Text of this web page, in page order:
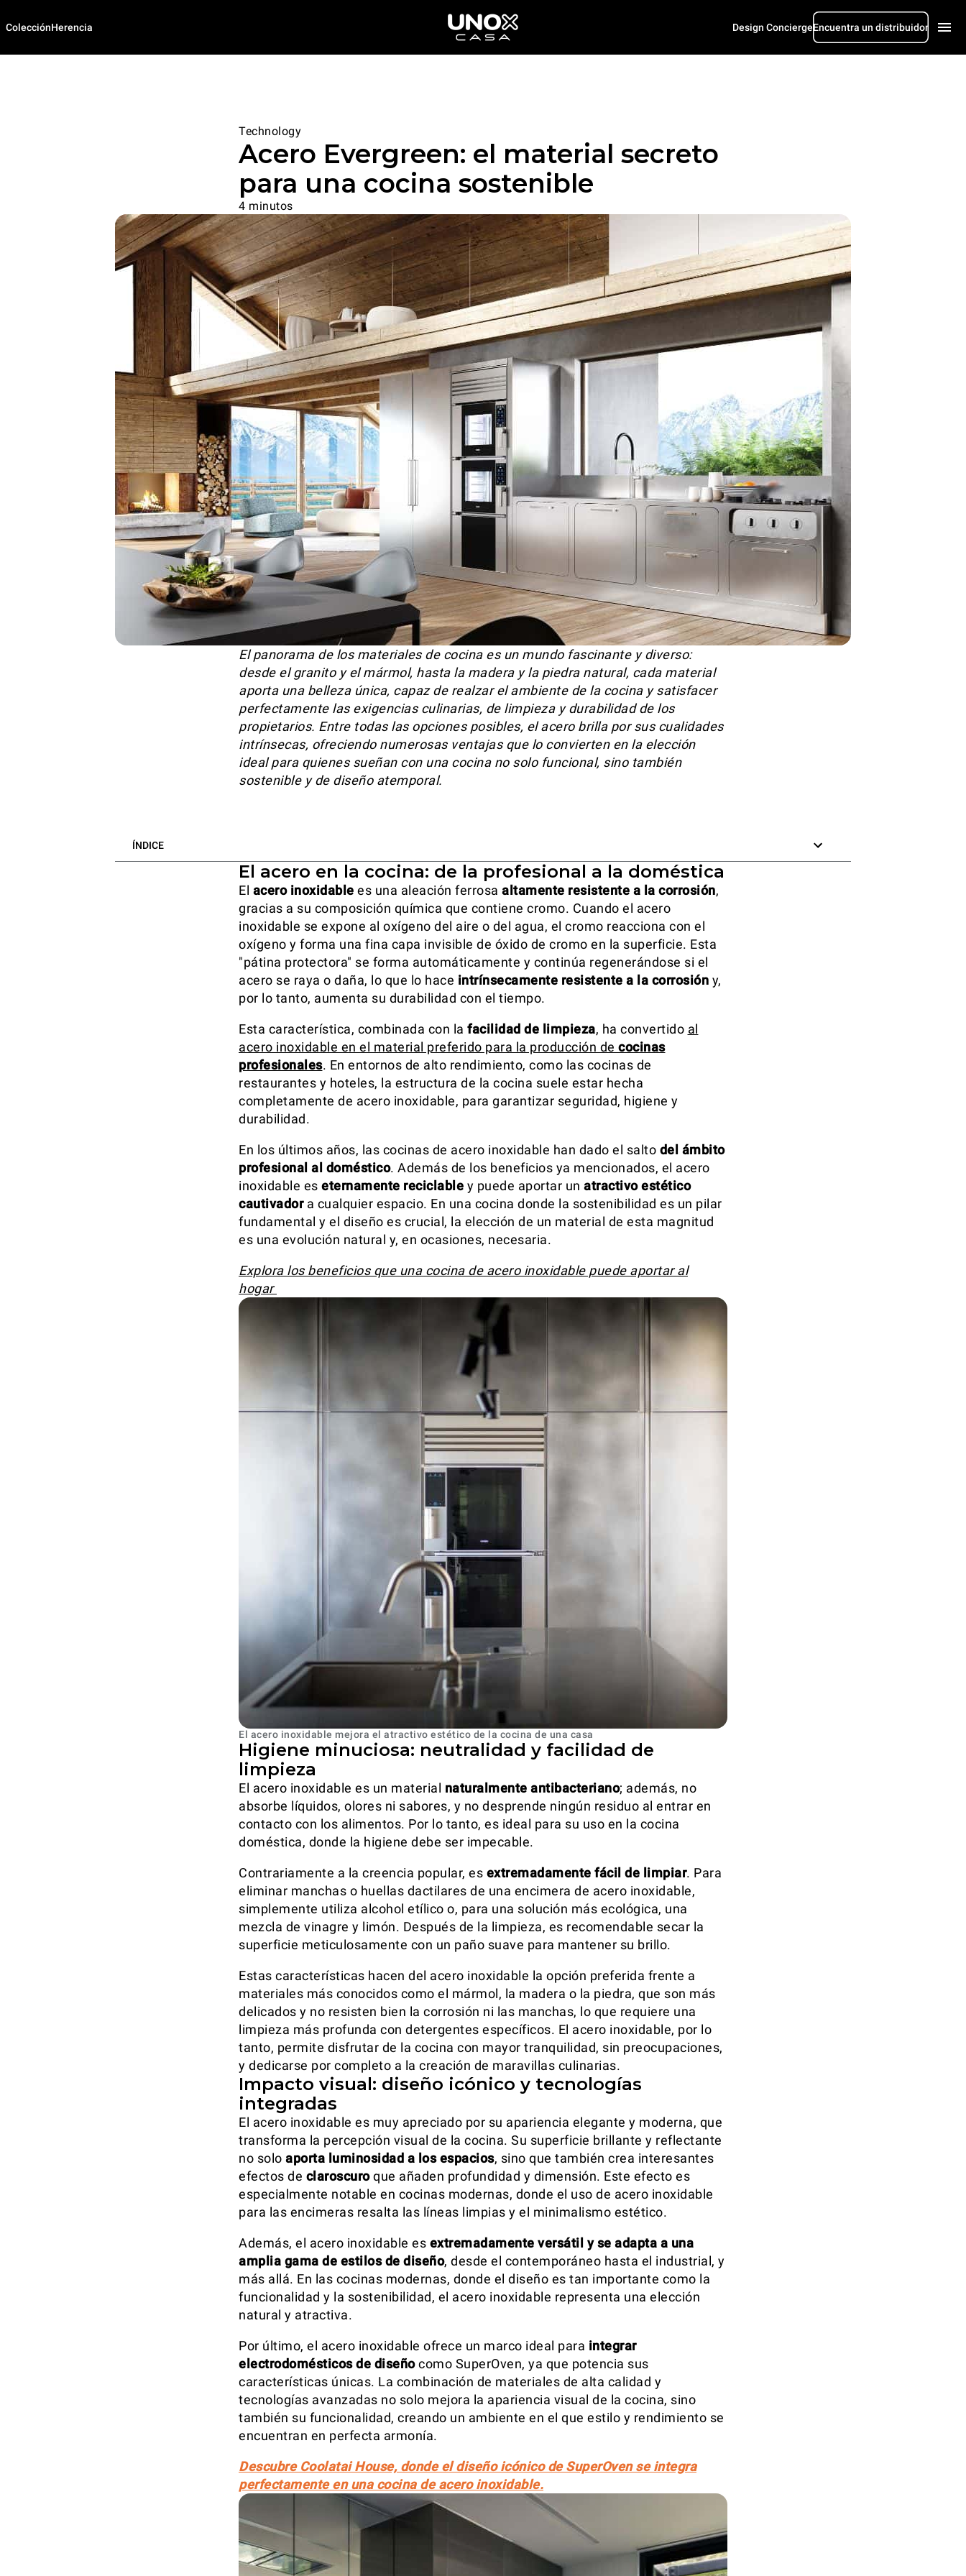
ColecciónHerencia Design ConciergeEncuentra un distribuidor
Technology
Acero Evergreen: el material secreto
para una cocina sostenible
4 minutos
El panorama de los materiales de cocina es un mundo fascinante y diverso:
desde el granito y el mármol, hasta la madera y la piedra natural, cada material
aporta una belleza única, capaz de realzar el ambiente de la cocina y satisfacer
perfectamente las exigencias culinarias, de limpieza y durabilidad de los
propietarios. Entre todas las opciones posibles, el acero brilla por sus cualidades
intrínsecas, ofreciendo numerosas ventajas que lo convierten en la elección
ideal para quienes sueñan con una cocina no solo funcional, sino también
sostenible y de diseño atemporal.
ÍNDICE
El acero en la cocina: de la profesional a la doméstica
El acero inoxidable es una aleación ferrosa altamente resistente a la corrosión,
gracias a su composición química que contiene cromo. Cuando el acero
inoxidable se expone al oxígeno del aire o del agua, el cromo reacciona con el
oxígeno y forma una fina capa invisible de óxido de cromo en la superficie. Esta
"pátina protectora" se forma automáticamente y continúa regenerándose si el
acero se raya o daña, lo que lo hace intrínsecamente resistente a la corrosión y,
por lo tanto, aumenta su durabilidad con el tiempo.
Esta característica, combinada con la facilidad de limpieza, ha convertido al
acero inoxidable en el material preferido para la producción de cocinas
profesionales. En entornos de alto rendimiento, como las cocinas de
restaurantes y hoteles, la estructura de la cocina suele estar hecha
completamente de acero inoxidable, para garantizar seguridad, higiene y
durabilidad.
En los últimos años, las cocinas de acero inoxidable han dado el salto del ámbito
profesional al doméstico. Además de los beneficios ya mencionados, el acero
inoxidable es eternamente reciclable y puede aportar un atractivo estético
cautivadora cualquier espacio. En una cocina donde la sostenibilidad es un pilar
fundamental y el diseño es crucial, la elección de un material de esta magnitud
es una evolución natural y, en ocasiones, necesaria.
Explora los beneficios que una cocina de acero inoxidable puede aportar al
hogar
El acero inoxidable mejora el atractivo estético de la cocina de una casa
Higiene minuciosa: neutralidad y facilidad de
limpieza
El acero inoxidable es un material naturalmente antibacteriano; además, no
absorbe líquidos, olores ni sabores, y no desprende ningún residuo al entrar en
contacto con los alimentos. Por lo tanto, es ideal para su uso en la cocina
doméstica, donde la higiene debe ser impecable.
Contrariamente a la creencia popular, es extremadamente fácil de limpiar. Para
eliminar manchas o huellas dactilares de una encimera de acero inoxidable,
simplemente utiliza alcohol etílico o, para una solución más ecológica, una
mezcla de vinagre y limón. Después de la limpieza, es recomendable secar la
superficie meticulosamente con un paño suave para mantener su brillo.
Estas características hacen del acero inoxidable la opción preferida frente a
materiales más conocidos como el mármol, la madera o la piedra, que son más
delicados y no resisten bien la corrosión ni las manchas, lo que requiere una
limpieza más profunda con detergentes específicos. El acero inoxidable, por lo
tanto, permite disfrutar de la cocina con mayor tranquilidad, sin preocupaciones,
y dedicarse por completo a la creación de maravillas culinarias.
Impacto visual: diseño icónico y tecnologías
integradas
El acero inoxidable es muy apreciado por su apariencia elegante y moderna, que
transforma la percepción visual de la cocina. Su superficie brillante y reflectante
no solo aporta luminosidad a los espacios, sino que también crea interesantes
efectos de claroscuroque añaden profundidad y dimensión. Este efecto es
especialmente notable en cocinas modernas, donde el uso de acero inoxidable
para las encimeras resalta las líneas limpias y el minimalismo estético.
Además, el acero inoxidable es extremadamente versátil y se adapta a una
amplia gama de estilos de diseño, desde el contemporáneo hasta el industrial, y
más allá. En las cocinas modernas, donde el diseño es tan importante como la
funcionalidad y la sostenibilidad, el acero inoxidable representa una elección
natural y atractiva.
Por último, el acero inoxidable ofrece un marco ideal para integrar
electrodomésticos de diseñocomo SuperOven, ya que potencia sus
características únicas. La combinación de materiales de alta calidad y
tecnologías avanzadas no solo mejora la apariencia visual de la cocina, sino
también su funcionalidad, creando un ambiente en el que estilo y rendimiento se
encuentran en perfecta armonía.
Descubre Coolatai House, donde el diseño icónico de SuperOven se integra
perfectamente en una cocina de acero inoxidable.